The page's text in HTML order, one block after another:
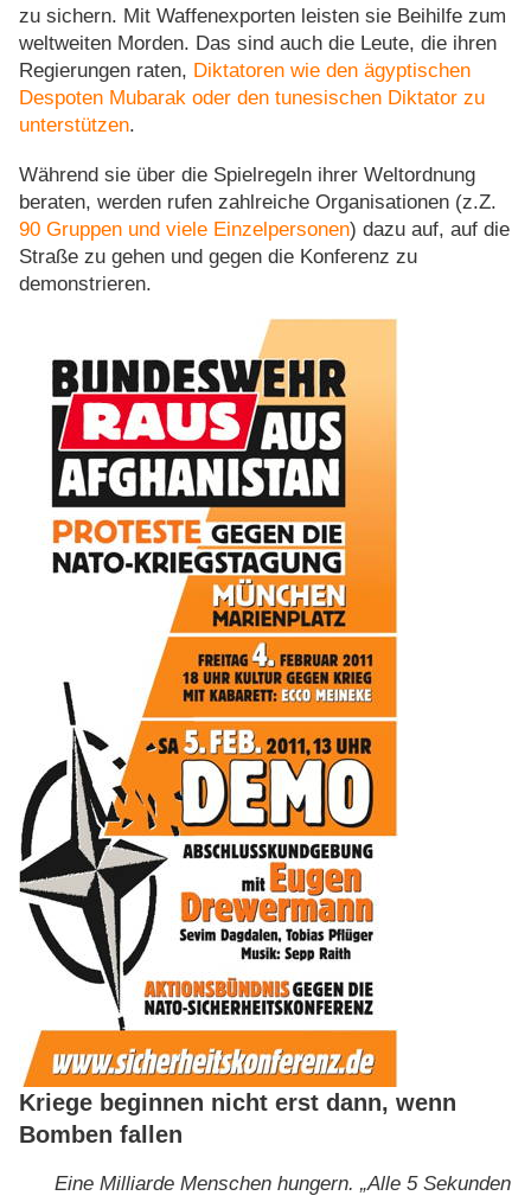
zu sichern. Mit Waffenexporten leisten sie Beihilfe zum
weltweiten Morden. Das sind auch die Leute, die ihren
Regierungen raten, Diktatoren wie den ägyptischen
Despoten Mubarak oder den tunesischen Diktator zu
unterstützen.
Während sie über die Spielregeln ihrer Weltordnung
beraten, werden rufen zahlreiche Organisationen (z.Z.
90 Gruppen und viele Einzelpersonen) dazu auf, auf die
Straße zu gehen und gegen die Konferenz zu
demonstrieren.
Kriege beginnen nicht erst dann, wenn
Bomben fallen
Eine Milliarde Menschen hungern. „Alle 5 Sekunden